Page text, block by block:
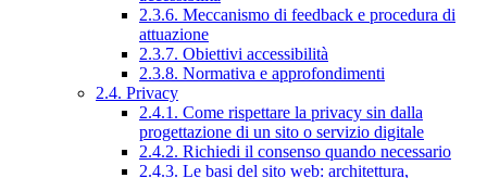
2.3.6. Meccanismo di feedback e procedura di
attuazione
2.3.7. Obiettivi accessibilità
2.3.8. Normativa e approfondimenti
2.4. Privacy
2.4.1. Come rispettare la privacy sin dalla
progettazione di un sito o servizio digitale
2.4.2. Richiedi il consenso quando necessario
2.4.3. Le basi del sito web: architettura,